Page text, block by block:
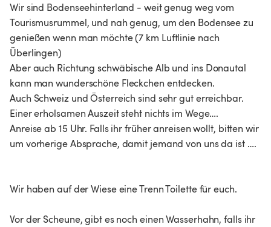
Wir sind Bodenseehinterland - weit genug weg vom
Tourismusrummel, und nah genug, um den Bodensee zu
genießen wenn man möchte (7 km Luftlinie nach
Überlingen)
Aber auch Richtung schwäbische Alb und ins Donautal
kann man wunderschöne Fleckchen entdecken.
Auch Schweiz und Österreich sind sehr gut erreichbar.
Einer erholsamen Auszeit steht nichts im Wege….
Anreise ab 15 Uhr. Falls ihr früher anreisen wollt, bitten wir
um vorherige Absprache, damit jemand von uns da ist ….
Wir haben auf der Wiese eine Trenn Toilette für euch.
Vor der Scheune, gibt es noch einen Wasserhahn, falls ihr